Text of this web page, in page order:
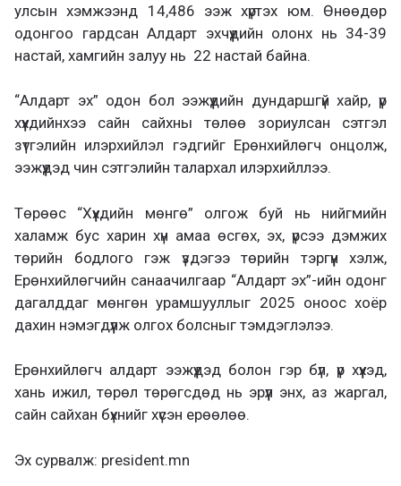
улсын хэмжээнд 14,486 ээж хүртэх юм. Өнөөдөр
одонгоо гардсан Алдарт эхчүүдийн олонх нь 34-39
настай, хамгийн залуу нь 22 настай байна.
“Алдарт эх” одон бол ээжүүдийн дундаршгүй хайр, үр
хүүхдийнхээ сайн сайхны төлөө зориулсан сэтгэл
зүтгэлийн илэрхийлэл гэдгийг Ерөнхийлөгч онцолж,
ээжүүдэд чин сэтгэлийн талархал илэрхийллээ.
Төрөөс “Хүүхдийн мөнгө” олгож буй нь нийгмийн
халамж бус харин хүн амаа өсгөх, эх, үрсээ дэмжих
төрийн бодлого гэж үздэгээ төрийн тэргүүн хэлж,
Ерөнхийлөгчийн санаачилгаар “Алдарт эх”-ийн одонг
дагалддаг мөнгөн урамшууллыг 2025 оноос хоёр
дахин нэмэгдүүлж олгох болсныг тэмдэглэлээ.
Ерөнхийлөгч алдарт ээжүүдэд болон гэр бүл, үр хүүхэд,
хань ижил, төрөл төрөгсдөд нь эрүүл энх, аз жаргал,
сайн сайхан бүхнийг хүсэн ерөөлөө.
Эх сурвалж: president.mn